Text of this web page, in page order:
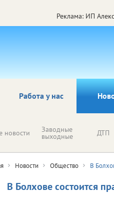
Реклама: ИП
Работа у нас
новости Заводные
выходные ДТП
Новости Общество В
В Болхове состоится